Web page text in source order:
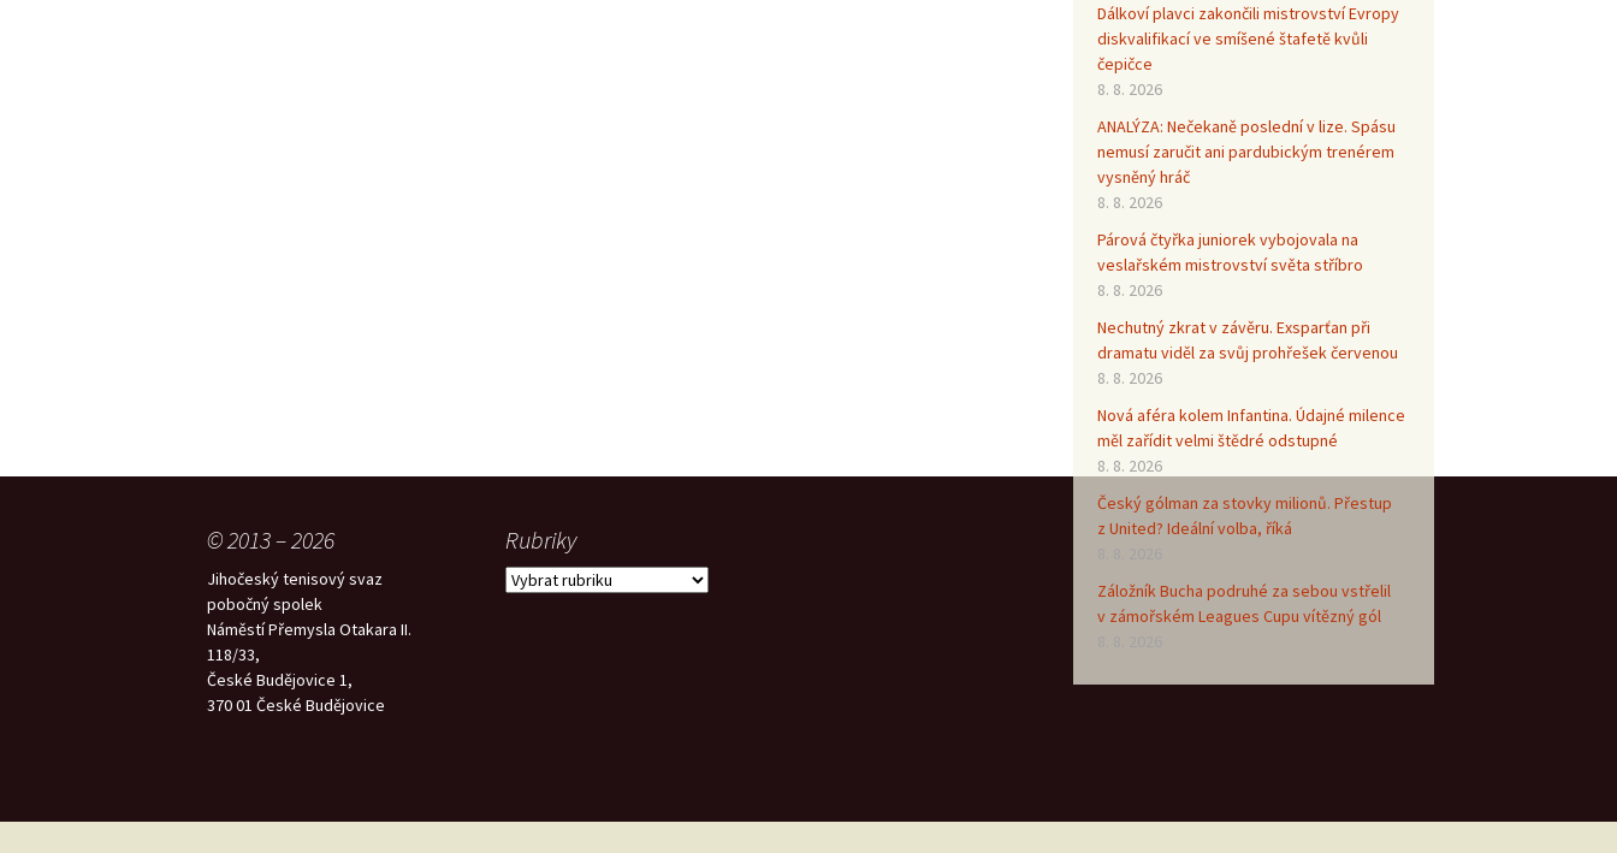
Dálkoví plavci zakončili mistrovství Evropy
diskvalifikací ve smíšené štafetě kvůli
čepičce
8. 8. 2026
ANALÝZA: Nečekaně poslední v lize. Spásu
nemusí zaručit ani pardubickým trenérem
vysněný hráč
8. 8. 2026
Párová čtyřka juniorek vybojovala na
veslařském mistrovství světa stříbro
8. 8. 2026
Nechutný zkrat v závěru. Exsparťan při
dramatu viděl za svůj prohřešek červenou
8. 8. 2026
Nová aféra kolem Infantina. Údajné milence
měl zařídit velmi štědré odstupné
8. 8. 2026
Český gólman za stovky milionů. Přestup
z United? Ideální volba, říká
Záložník Bucha podruhé za sebou vstřelil
v zámořském Leagues Cupu vítězný gól
© 2013 – 2026
Jihočeský tenisový svaz
pobočný spolek
Náměstí Přemysla Otakara II.
118/33,
České Budějovice 1,
370 01 České Budějovice
Rubriky
Rubriky